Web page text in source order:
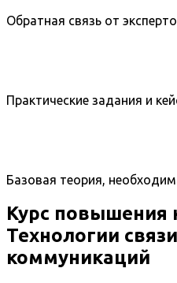
Обратная связь от
Практические задания и
Базовая теория,
Курс повышения
Технологии
коммуникаций